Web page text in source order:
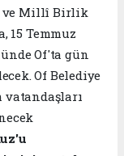
ve Millî Birlik
15 Temmuz
Of'ta gün
Of Belediye
vatandaşları